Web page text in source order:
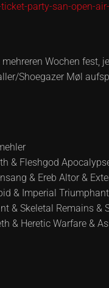
party-san-open-
Wochen fest,
Shoegazer Møl
& Fleshgod
& Ereb Altor &
& Imperial
& Skeletal Remains
& Heretic Warfare &